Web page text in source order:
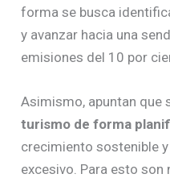
forma se busca
y avanzar hacia una
emisiones del 10 por
Asimismo, apuntan que
turismo de forma
crecimiento sostenible
excesivo. Para esto